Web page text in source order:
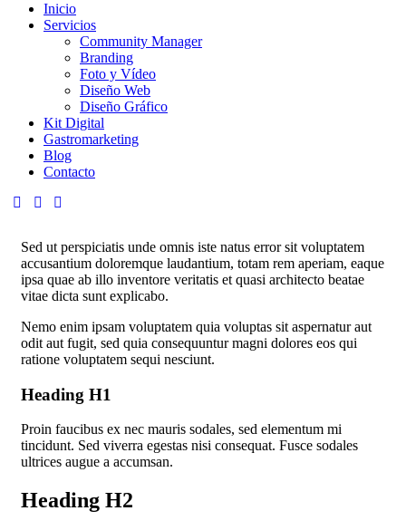
Inicio
Servicios
Community Manager
Branding
Foto y Vídeo
Diseño Web
Diseño Gráfico
Kit Digital
Gastromarketing
Blog
Contacto
Sed ut perspiciatis unde omnis iste natus error sit voluptatem
accusantium doloremque laudantium, totam rem aperiam, eaque
ipsa quae ab illo inventore veritatis et quasi architecto beatae
vitae dicta sunt explicabo.
Nemo enim ipsam voluptatem quia voluptas sit aspernatur aut
odit aut fugit, sed quia consequuntur magni dolores eos qui
ratione voluptatem sequi nesciunt.
Heading H1
Proin faucibus ex nec mauris sodales, sed elementum mi
tincidunt. Sed viverra egestas nisi consequat. Fusce sodales
ultrices augue a accumsan.
Heading H2